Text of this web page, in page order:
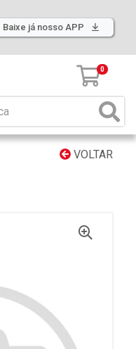
Baixe já nosso APP
0
VOLTAR